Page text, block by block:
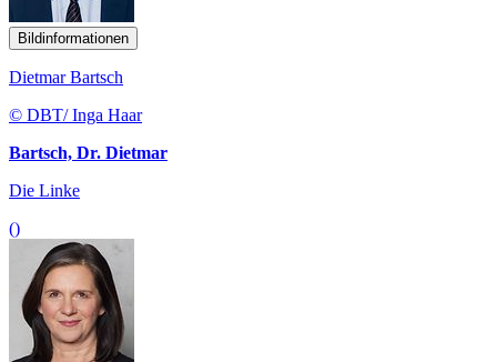
Bildinformationen
Dietmar Bartsch
© DBT/ Inga Haar
Bartsch, Dr. Dietmar
Die Linke
()